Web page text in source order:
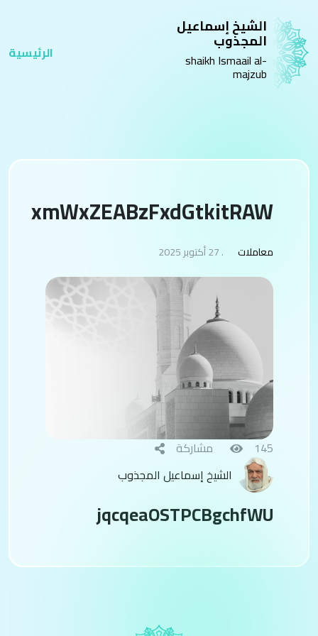
الشيخ إسماعيل
المجذوب
shaikh Ismaail al-
majzub
الرئيسية
xmWxZEABzFxdGtkitRAW
معاملات . 27 أكتوبر 2025
الشيخ إسماعيل المجذوب
145 مشاركة
jqcqeaOSTPCBgchfWU